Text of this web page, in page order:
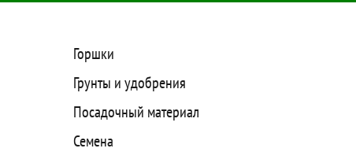
Горшки
Грунты и удобрения
Посадочный материал
Семена